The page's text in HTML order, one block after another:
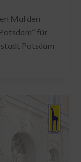
Mal den
für
Potsdam